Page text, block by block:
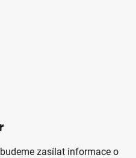
zasílat informace o